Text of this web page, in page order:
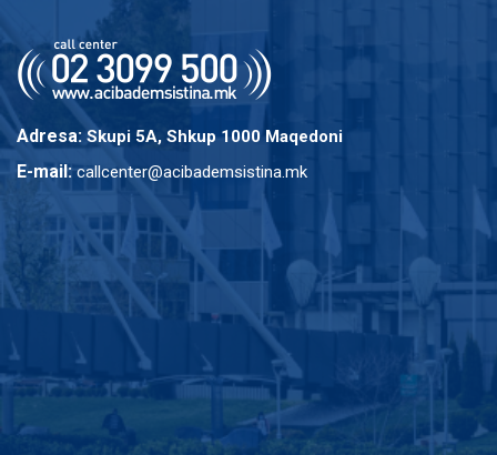
Adresa: Skupi 5A, Shkup 1000 Maqedoni
E-mail: callcenter@acibademsistina.mk